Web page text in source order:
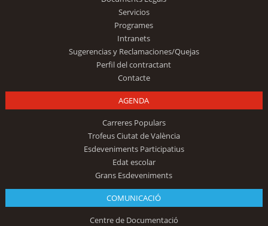
Servicios
Programes
Intranets
Sugerencias y Reclamaciones/Quejas
Perfil del contractant
Contacte
AGENDA
Carreres Populars
Trofeus Ciutat de València
Esdeveniments Participatius
Edat escolar
Grans Esdeveniments
COMUNICACIÓ
Centre de Documentació